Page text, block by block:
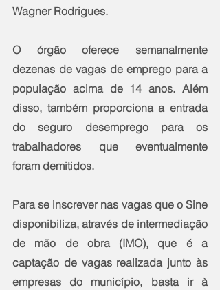
Wagner Rodrigues.
O órgão oferece semanalmente
dezenas de vagas de emprego para a
população acima de 14 anos. Além
disso, também proporciona a entrada
do seguro desemprego para os
trabalhadores que eventualmente
foram demitidos.
Para se inscrever nas vagas que o Sine
disponibiliza, através de intermediação
de mão de obra (IMO), que é a
captação de vagas realizada junto às
empresas do município, basta ir à